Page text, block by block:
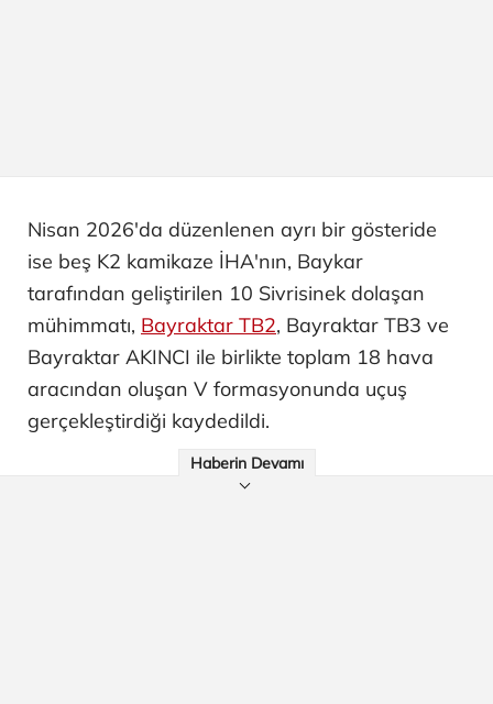
Nisan 2026'da düzenlenen ayrı bir gösteride
ise beş K2 kamikaze İHA'nın, Baykar
tarafından geliştirilen 10 Sivrisinek dolaşan
mühimmatı, Bayraktar TB2, Bayraktar TB3 ve
Bayraktar AKINCI ile birlikte toplam 18 hava
aracından oluşan V formasyonunda uçuş
gerçekleştirdiği kaydedildi.
Haberin Devamı